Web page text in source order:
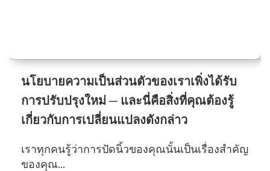
นโยบายความเป็นส่วนตัวของเราเพิ่งได้รับ
การปรับปรุงใหม่ — และนี่คือสิ่งที่คุณต้องรู้
เกี่ยวกับการเปลี่ยนแปลงดังกล่าว
เราทุกคนรู้ว่าการปัดนิ้วของคุณนั้นเป็นเรื่องสำคัญ
ของคุณ...